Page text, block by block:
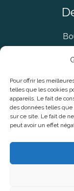
Pour offrir les
telles que les cookies
appareils. Le fait de
des données telles
sur ce site. Le fait de
peut avoir un effet